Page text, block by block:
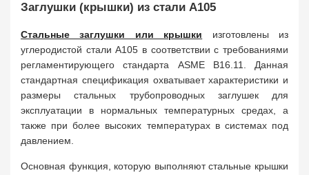
Заглушки (крышки) из стали A105
Стальные заглушки или крышки изготовлены из
углеродистой стали A105 в соответствии с требованиями
регламентирующего стандарта ASME B16.11. Данная
стандартная спецификация охватывает характеристики и
размеры стальных трубопроводных заглушек для
эксплуатации в нормальных температурных средах, а
также при более высоких температурах в системах под
давлением.
Основная функция, которую выполняют стальные крышки